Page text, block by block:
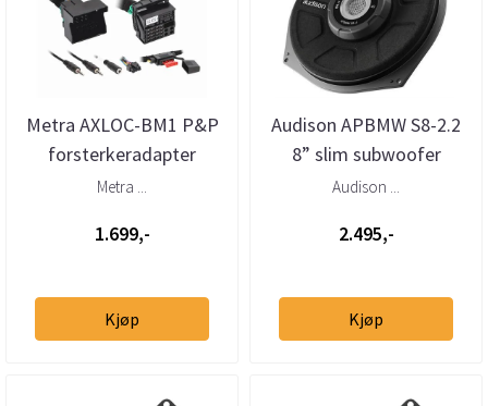
Metra AXLOC-BM1 P&P
forsterkeradapter
Quadlock (2000–2019)
Metra ...
1.699,-
Kjøp
Audison APBMW S8-2.2
8” slim subwoofer
BMW/Mini 2 Ohm (stk)
Audison ...
2.495,-
Kjøp